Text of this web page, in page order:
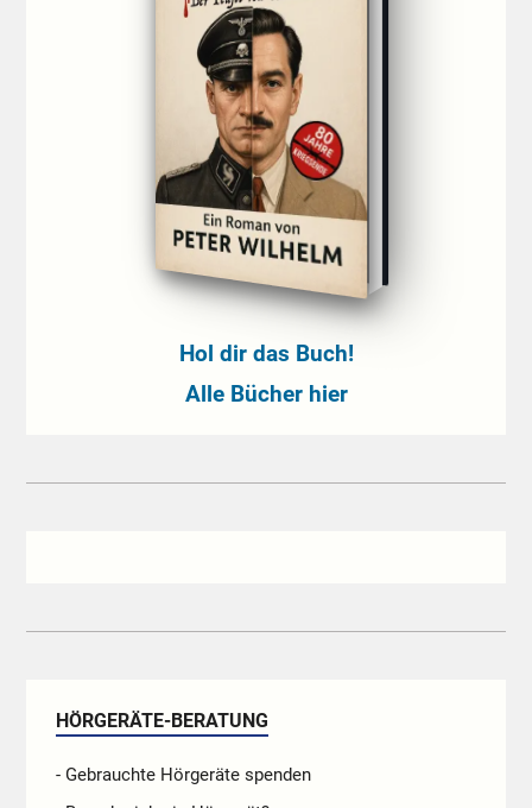
Hol dir das Buch!
Alle Bücher hier
HÖRGERÄTE-BERATUNG
- Gebrauchte Hörgeräte spenden